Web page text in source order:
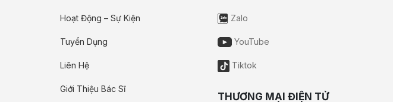
Hoạt Động – Sự Kiện
Tuyển Dụng
Liên Hệ
Giới Thiệu Bác Sĩ
Zalo
YouTube
Tiktok
THƯƠNG MẠI ĐIỆN TỬ